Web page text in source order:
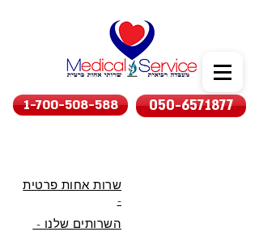
1-700-508-588 050-6571877
שרות אחות פרטית
-
השרותים שלנו -